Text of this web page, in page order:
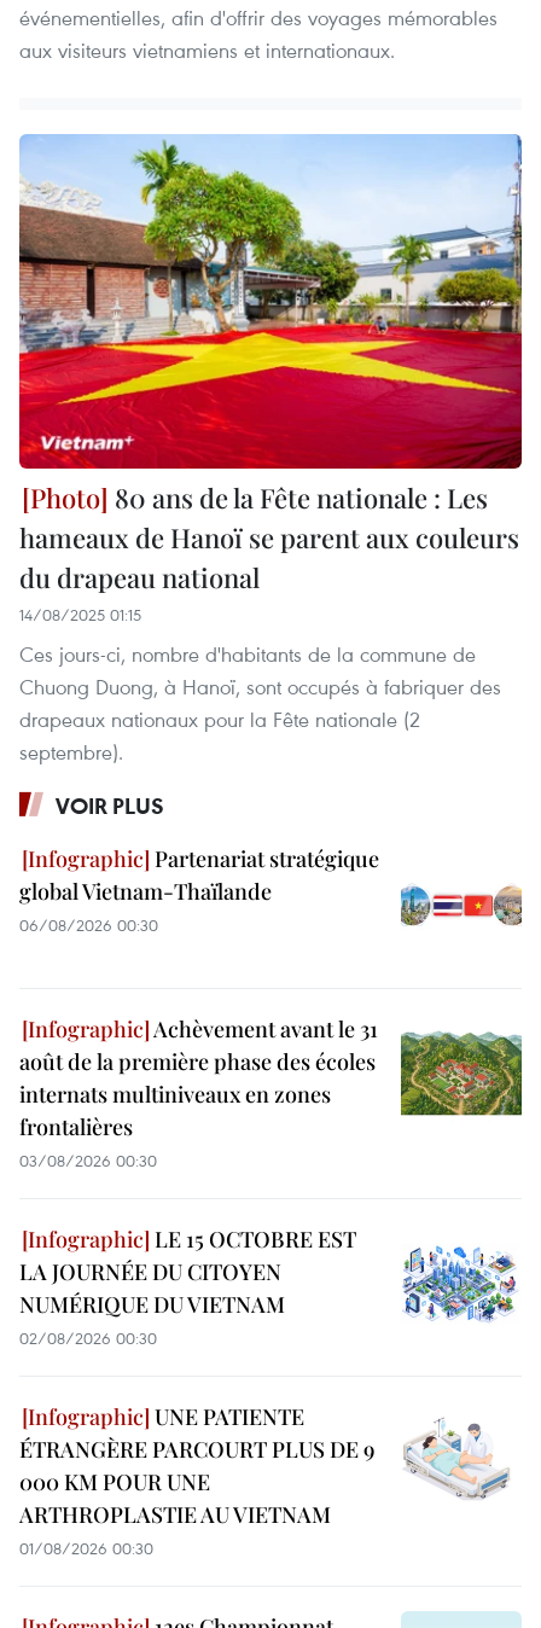
événementielles, afin d'offrir des voyages mémorables
aux visiteurs vietnamiens et internationaux.
80 ans de la Fête nationale : Les
hameaux de Hanoï se parent aux couleurs
du drapeau national
14/08/2025 01:15
Ces jours-ci, nombre d'habitants de la commune de
Chuong Duong, à Hanoï, sont occupés à fabriquer des
drapeaux nationaux pour la Fête nationale (2
septembre).
VOIR PLUS
Partenariat stratégique
global Vietnam-Thaïlande
06/08/2026 00:30
Achèvement avant le 31
août de la première phase des écoles
internats multiniveaux en zones
frontalières
03/08/2026 00:30
LE 15 OCTOBRE EST
LA JOURNÉE DU CITOYEN
NUMÉRIQUE DU VIETNAM
02/08/2026 00:30
UNE PATIENTE
ÉTRANGÈRE PARCOURT PLUS DE 9
000 KM POUR UNE
ARTHROPLASTIE AU VIETNAM
01/08/2026 00:30